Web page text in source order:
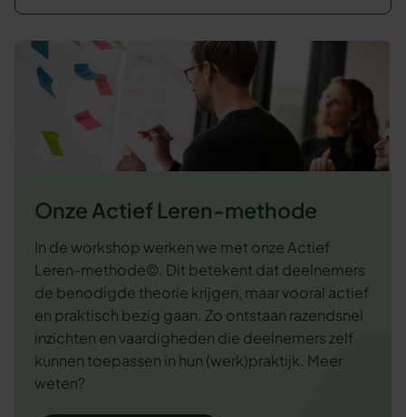
Onze Actief Leren-methode
In de workshop werken we met onze Actief
Leren-methode©. Dit betekent dat deelnemers
de benodigde theorie krijgen, maar vooral actief
en praktisch bezig gaan. Zo ontstaan razendsnel
inzichten en vaardigheden die deelnemers zelf
kunnen toepassen in hun (werk)praktijk. Meer
weten?